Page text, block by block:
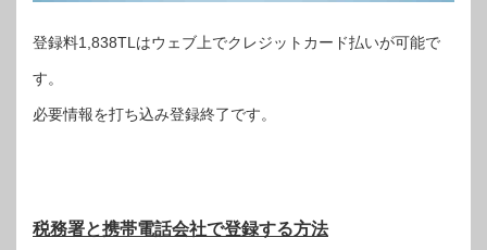
登録料1,838TLはウェブ上でクレジットカード払いが可能で
す。
必要情報を打ち込み登録終了です。
税務署と携帯電話会社で登録する方法